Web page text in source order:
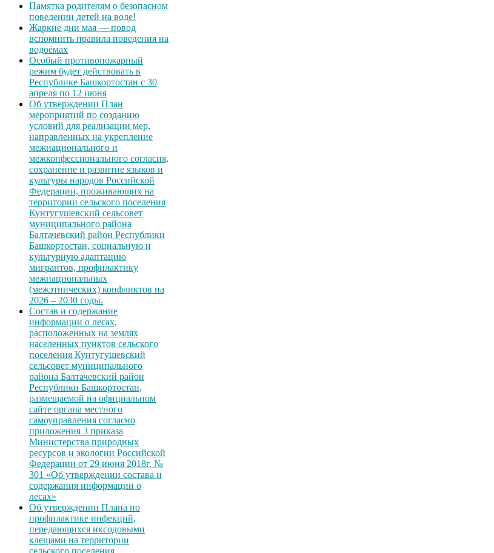
Памятка родителям о безопасном
поведении детей на воде!
Жаркие дни мая — повод
вспомнить правила поведения на
водоёмах
Особый противопожарный
режим будет действовать в
Республике Башкортостан с 30
апреля по 12 июня
Об утверждении План
мероприятий по созданию
условий для реализации мер,
направленных на укрепление
межнационального и
межконфессионального согласия,
сохранение и развитие языков и
культуры народов Российской
Федерации, проживающих на
территории сельского поселения
Кунтугушевский сельсовет
муниципального района
Балтачевский район Республики
Башкортостан, социальную и
культурную адаптацию
мигрантов, профилактику
межнациональных
(межэтнических) конфликтов на
2026 – 2030 годы.
Состав и содержание
информации о лесах,
расположенных на землях
населенных пунктов сельского
поселения Кунтугушевский
сельсовет муниципального
района Балтачевский район
Республики Башкортостан,
размещаемой на официальном
сайте органа местного
самоуправления согласно
приложения 3 приказа
Министерства природных
ресурсов и экологии Российской
Федерации от 29 июня 2018г. №
301 «Об утверждении состава и
содержания информации о
лесах»
Об утверждении Плана по
профилактике инфекций,
передающихся иксодовыми
клещами на территории